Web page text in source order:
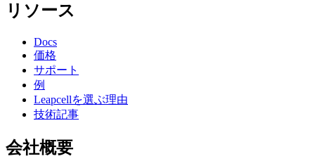
リソース
Docs
価格
サポート
例
Leapcellを選ぶ理由
技術記事
会社概要